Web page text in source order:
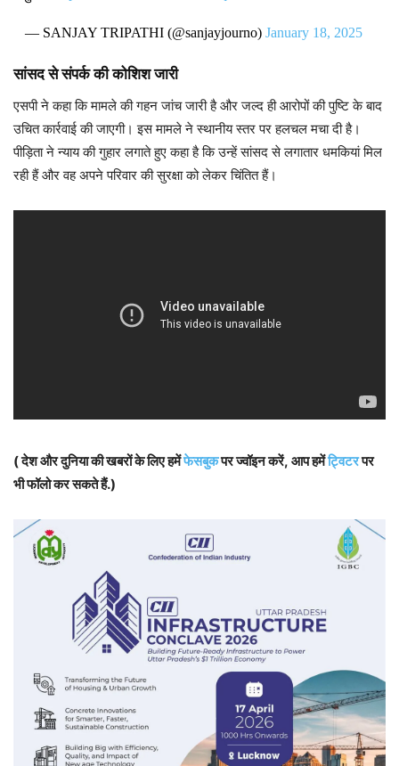
— SANJAY TRIPATHI (@sanjayjourno) January 18, 2025
सांसद से संपर्क की कोशिश जारी
एसपी ने कहा कि मामले की गहन जांच जारी है और जल्द ही आरोपों की पुष्टि के बाद
उचित कार्रवाई की जाएगी। इस मामले ने स्थानीय स्तर पर हलचल मचा दी है।
पीड़िता ने न्याय की गुहार लगाते हुए कहा है कि उन्हें सांसद से लगातार धमकियां मिल
रही हैं और वह अपने परिवार की सुरक्षा को लेकर चिंतित हैं।
( देश और दुनिया की खबरों के लिए हमेंफेसबुकपर ज्वॉइन करें, आप हमेंट्विटरपर
भी फॉलो कर सकते हैं.)